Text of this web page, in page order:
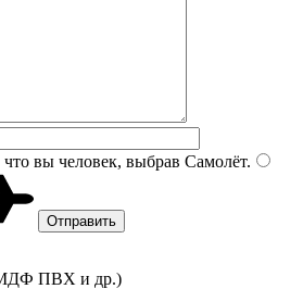
вы человек, выбрав Самолёт.
ПВХ и др.)